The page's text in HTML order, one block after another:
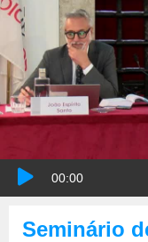
00:00
Seminário